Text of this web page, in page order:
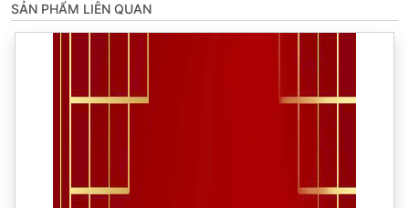
SẢN PHẨM LIÊN QUAN